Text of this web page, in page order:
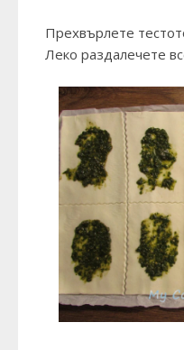
Прехвърлете
Леко раздалечете